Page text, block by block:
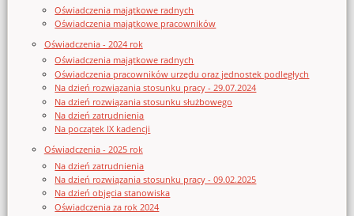
Oświadczenia majątkowe radnych
Oświadczenia majątkowe pracowników
Oświadczenia - 2024 rok
Oświadczenia majątkowe radnych
Oświadczenia pracowników urzędu oraz jednostek podległych
Na dzień rozwiązania stosunku pracy - 29.07.2024
Na dzień rozwiązania stosunku służbowego
Na dzień zatrudnienia
Na początek IX kadencji
Oświadczenia - 2025 rok
Na dzień zatrudnienia
Na dzień rozwiązania stosunku pracy - 09.02.2025
Na dzień objęcia stanowiska
Oświadczenia za rok 2024